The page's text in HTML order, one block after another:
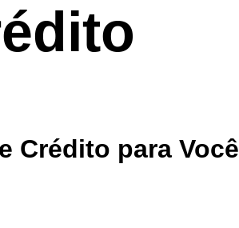
Crédito para Você